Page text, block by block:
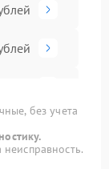
без учета